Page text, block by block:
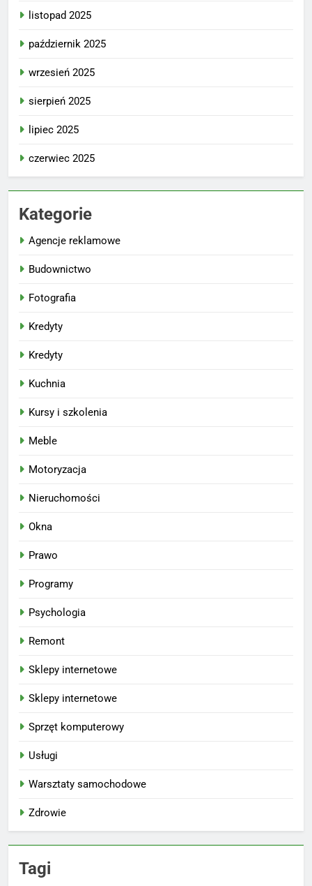
listopad 2025
październik 2025
wrzesień 2025
sierpień 2025
lipiec 2025
czerwiec 2025
Kategorie
Agencje reklamowe
Budownictwo
Fotografia
Kredyty
Kredyty
Kuchnia
Kursy i szkolenia
Meble
Motoryzacja
Nieruchomości
Okna
Prawo
Programy
Psychologia
Remont
Sklepy internetowe
Sklepy internetowe
Sprzęt komputerowy
Usługi
Warsztaty samochodowe
Zdrowie
Tagi